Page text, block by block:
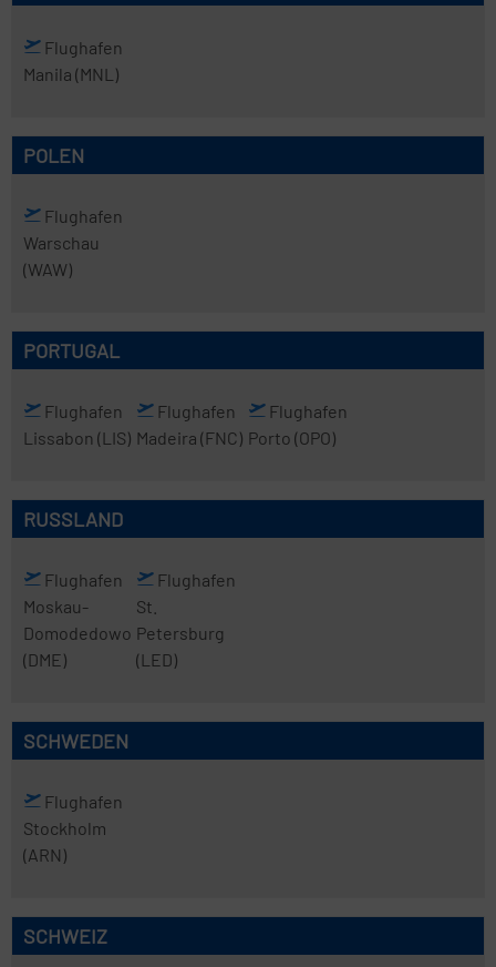
Flughafen
Manila (MNL)
POLEN
Flughafen
Warschau
(WAW)
PORTUGAL
Flughafen
Lissabon (LIS)
Flughafen
Madeira (FNC)
Flughafen
Porto (OPO)
RUSSLAND
Flughafen
Moskau-
Domodedowo
(DME)
Flughafen
St.
Petersburg
(LED)
SCHWEDEN
Flughafen
Stockholm
(ARN)
SCHWEIZ